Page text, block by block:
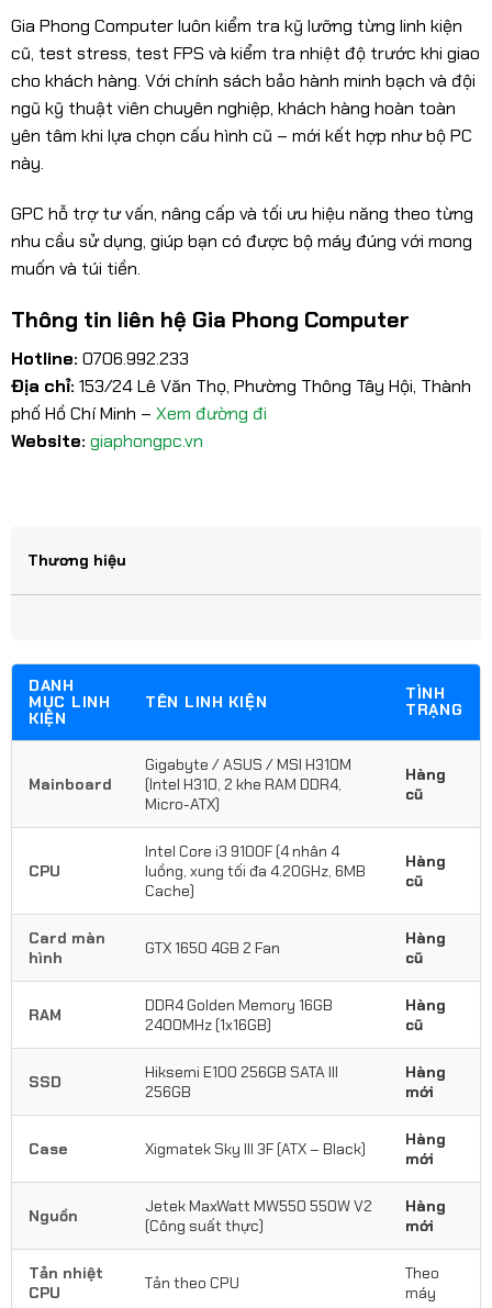
Gia Phong Computer luôn kiểm tra kỹ lưỡng từng linh kiện
cũ, test stress, test FPS và kiểm tra nhiệt độ trước khi giao
cho khách hàng. Với chính sách bảo hành minh bạch và đội
ngũ kỹ thuật viên chuyên nghiệp, khách hàng hoàn toàn
yên tâm khi lựa chọn cấu hình cũ – mới kết hợp như bộ PC
này.
GPC hỗ trợ tư vấn, nâng cấp và tối ưu hiệu năng theo từng
nhu cầu sử dụng, giúp bạn có được bộ máy đúng với mong
muốn và túi tiền.
Thông tin liên hệ Gia Phong Computer
Hotline: 0706.992.233
Địa chỉ: 153/24 Lê Văn Thọ, Phường Thông Tây Hội, Thành
phố Hồ Chí Minh – Xem đường đi
Website: giaphongpc.vn
Thương hiệu
DANH
MỤC LINH
KIỆN
TÊN LINH KIỆN
TÌNH
TRẠNG
Mainboard
Gigabyte / ASUS / MSI H310M
(Intel H310, 2 khe RAM DDR4,
Micro-ATX)
Hàng
cũ
CPU
Intel Core i3 9100F (4 nhân 4
luồng, xung tối đa 4.20GHz, 6MB
Cache)
Hàng
cũ
Card màn
hình
GTX 1650 4GB 2 Fan
Hàng
cũ
RAM
DDR4 Golden Memory 16GB
2400MHz (1x16GB)
Hàng
cũ
SSD
Hiksemi E100 256GB SATA III
256GB
Hàng
mới
Case Xigmatek Sky III 3F (ATX – Black)
Hàng
mới
Nguồn
Jetek MaxWatt MW550 550W V2
(Công suất thực)
Hàng
mới
Tản nhiệt
CPU
Tản theo CPU
Theo
máy